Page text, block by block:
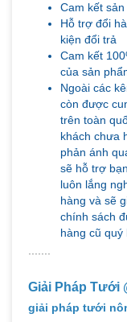
Cam kết
Hỗ trợ đổi
kiện đổi trả
Cam kết
của sản
Ngoài các
còn được
trên toàn
khách chưa
phản ánh
sẽ hỗ trợ
luôn lắng
hàng và sẽ
chính sách
hàng cũ quý
.......
Giải Pháp Tưới
giải pháp tưới